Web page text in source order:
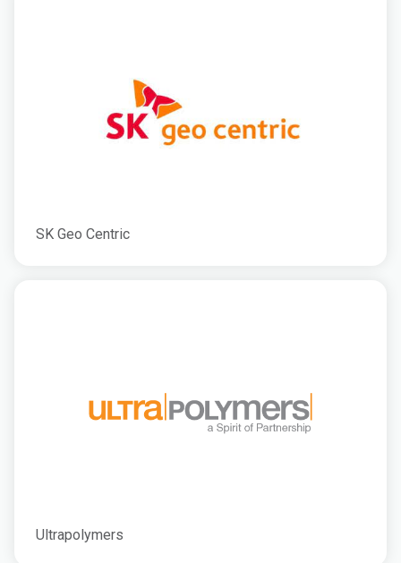
SK Geo Centric
Ultrapolymers